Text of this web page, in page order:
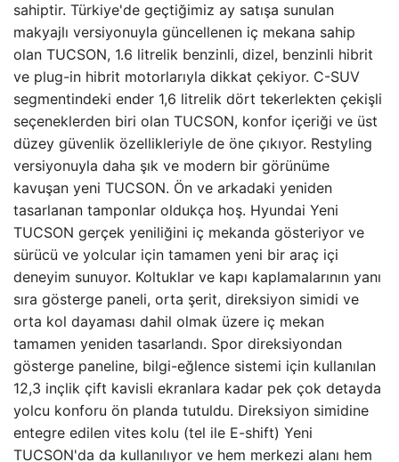
sahiptir. Türkiye'de geçtiğimiz ay satışa sunulan
makyajlı versiyonuyla güncellenen iç mekana sahip
olan TUCSON, 1.6 litrelik benzinli, dizel, benzinli hibrit
ve plug-in hibrit motorlarıyla dikkat çekiyor. C-SUV
segmentindeki ender 1,6 litrelik dört tekerlekten çekişli
seçeneklerden biri olan TUCSON, konfor içeriği ve üst
düzey güvenlik özellikleriyle de öne çıkıyor. Restyling
versiyonuyla daha şık ve modern bir görünüme
kavuşan yeni TUCSON. Ön ve arkadaki yeniden
tasarlanan tamponlar oldukça hoş. Hyundai Yeni
TUCSON gerçek yeniliğini iç mekanda gösteriyor ve
sürücü ve yolcular için tamamen yeni bir araç içi
deneyim sunuyor. Koltuklar ve kapı kaplamalarının yanı
sıra gösterge paneli, orta şerit, direksiyon simidi ve
orta kol dayaması dahil olmak üzere iç mekan
tamamen yeniden tasarlandı. Spor direksiyondan
gösterge paneline, bilgi-eğlence sistemi için kullanılan
12,3 inçlik çift kavisli ekranlara kadar pek çok detayda
yolcu konforu ön planda tutuldu. Direksiyon simidine
entegre edilen vites kolu (tel ile E-shift) Yeni
TUCSON'da da kullanılıyor ve hem merkezi alanı hem